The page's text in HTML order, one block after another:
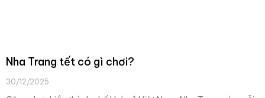
Nha Trang tết có gì chơi?
30/12/2025